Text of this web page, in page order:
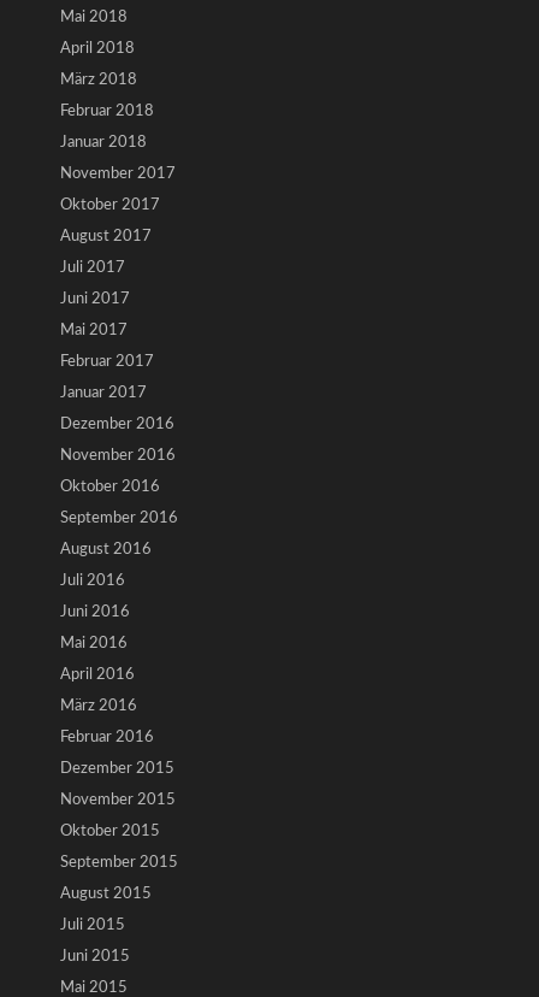
Mai 2018
April 2018
März 2018
Februar 2018
Januar 2018
November 2017
Oktober 2017
August 2017
Juli 2017
Juni 2017
Mai 2017
Februar 2017
Januar 2017
Dezember 2016
November 2016
Oktober 2016
September 2016
August 2016
Juli 2016
Juni 2016
Mai 2016
April 2016
März 2016
Februar 2016
Dezember 2015
November 2015
Oktober 2015
September 2015
August 2015
Juli 2015
Juni 2015
Mai 2015